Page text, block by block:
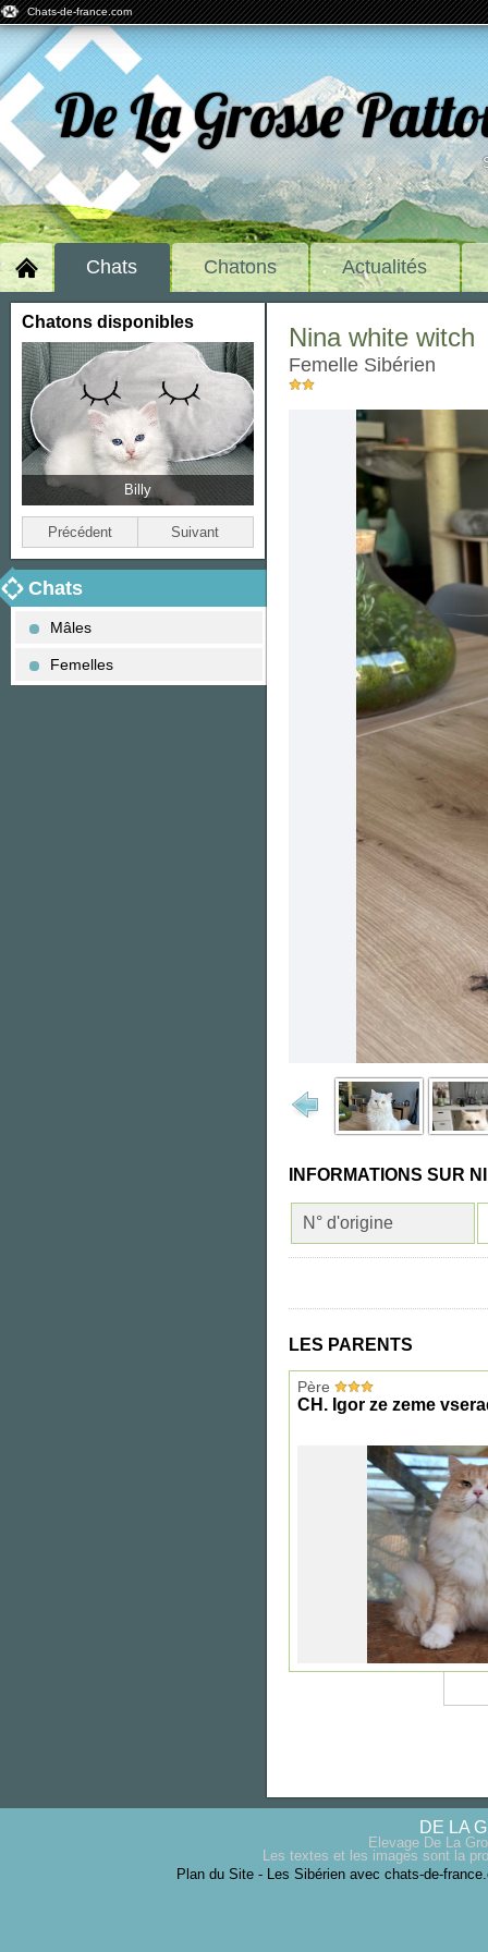
Chats-de-france.com
De La Grosse
Chats Chatons Actualités
Chatons disponibles
Billy Bella
Précédent Suivant
Chats
Mâles
Femelles
Nina white witch
femelle Sibérien
INFORMATIONS SUR
N° d'origine
LES PARENTS
Père
CH. Igor ze zeme
DE LA
Elevage De La
Les textes et les images sont la
Plan du Site- Les Sibérien avec chats-de-